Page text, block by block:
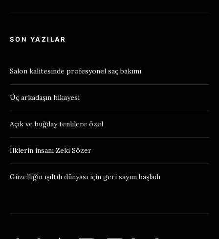
SON YAZILAR
Salon kalitesinde profesyonel saç bakımı
Üç arkadaşın hikayesi
Açık ve buğday tenlilere özel
İlklerin insanı Zeki Sözer
Güzelliğin ışıltılı dünyası için geri sayım başladı